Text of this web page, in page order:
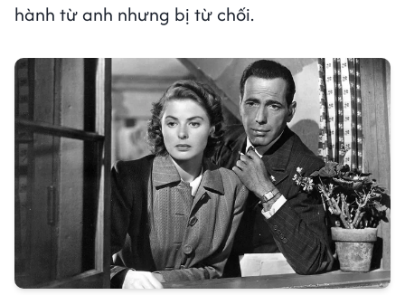
hành từ anh nhưng bị từ chối.